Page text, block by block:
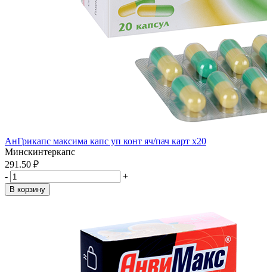
АнГрикапс максима капс уп конт яч/пач карт x20
Минскинтеркапс
291.50 ₽
-
+
В корзину